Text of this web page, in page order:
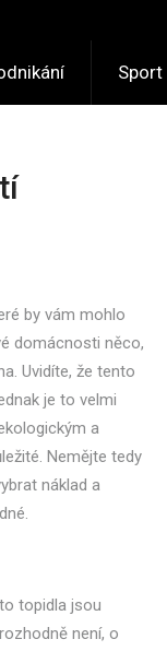
Sport
by vám mohlo
domácnosti něco,
. Uvidíte, že tento
je to velmi
a
Nemějte tedy
náklad a
topidla jsou
není, o